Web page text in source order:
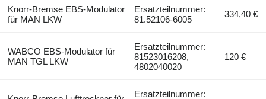
Knorr-Bremse EBS-Modulator
für MAN LKW
Ersatzteilnummer:
81.52106-6005
334,40 €
WABCO EBS-Modulator für
MAN TGL LKW
Ersatzteilnummer:
81523016208,
4802040020
120 €
Ersatzteilnummer: